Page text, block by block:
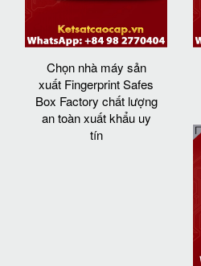
Chọn nhà máy sản
xuất Fingerprint Safes
Box Factory chất lượng
an toàn xuất khẩu uy
tín